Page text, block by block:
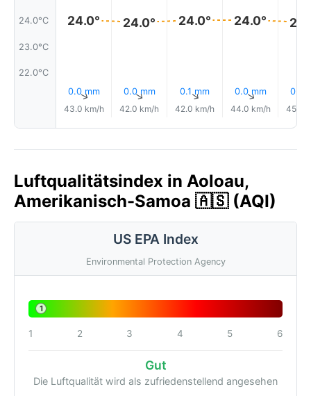
24.0°C
23.0°C
22.0°C
24.0°
0.0 mm
↑
43.0 km/h
24.0°
0.0 mm
↑
42.0 km/h
24.0°
0.1 mm
↑
42.0 km/h
24.0°
0.0 mm
↑
44.0 km/h
0.0
45.0
Luftqualitätsindex in Aoloau,
Amerikanisch-Samoa 🇦🇸 (AQI)
US EPA Index
Environmental Protection Agency
1
1 2 3 4 5 6
Gut
Die Luftqualität wird als zufriedenstellend angesehen